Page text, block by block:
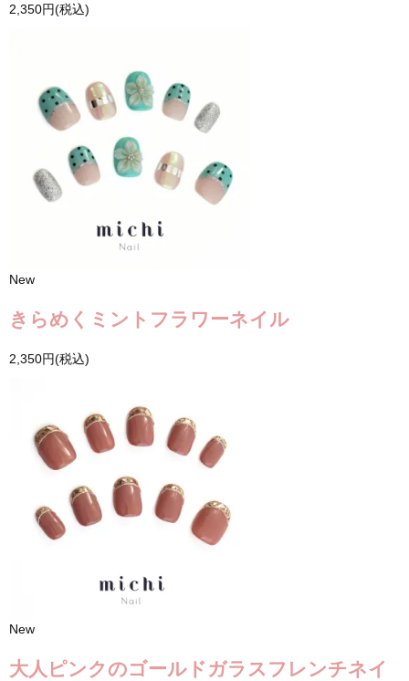
2,350円(税込)
New
きらめくミントフラワーネイル
2,350円(税込)
New
大人ピンクのゴールドガラスフレンチネイ